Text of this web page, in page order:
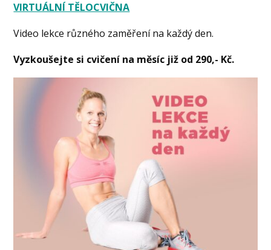
VIRTUÁLNÍ TĚLOCVIČNA
Video lekce různého zaměření na každý den.
Vyzkoušejte si cvičení na měsíc již od 290,- Kč.